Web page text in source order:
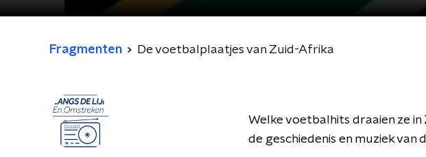
Fragmenten De voetbalplaatjes van Zuid-Afrika
Welke voetbalhits draaien ze
de geschiedenis en muziek van